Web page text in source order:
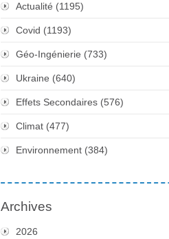
Actualité (1195)
Covid (1193)
Géo-Ingénierie (733)
Ukraine (640)
Effets Secondaires (576)
Climat (477)
Environnement (384)
Archives
2026